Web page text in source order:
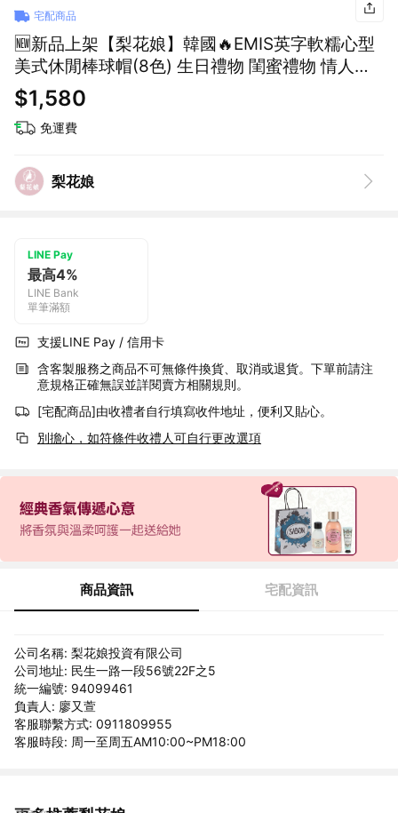
宅配商品
🆕新品上架【梨花娘】韓國🔥EMIS英字軟糯心型
美式休閒棒球帽(8色) 生日禮物 閨蜜禮物 情人禮
物
$1,580
免運費
梨花娘
LINE Pay
最高4%
LINE Bank
單筆滿額
支援LINE Pay / 信用卡
含客製服務之商品不可無條件換貨、取消或退貨。下單前請注
意規格正確無誤並詳閱賣方相關規則。
[宅配商品]由收禮者自行填寫收件地址，便利又貼心。
別擔心，如符條件收禮人可自行更改選項
商品資訊 宅配資訊
公司名稱: 梨花娘投資有限公司
公司地址: 民生一路一段56號22F之5
統一編號: 94099461
負責人: 廖又萱
客服聯繫方式: 0911809955
客服時段: 周一至周五AM10:00~PM18:00